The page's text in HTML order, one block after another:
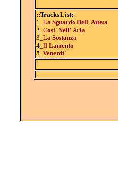
::Tracks List::
1_ Lo Sguardo Dell' Attesa
2_ Cosi' Nell' Aria
3_ La Sostanza
4_ Il Lamento
5_ Venerdi'